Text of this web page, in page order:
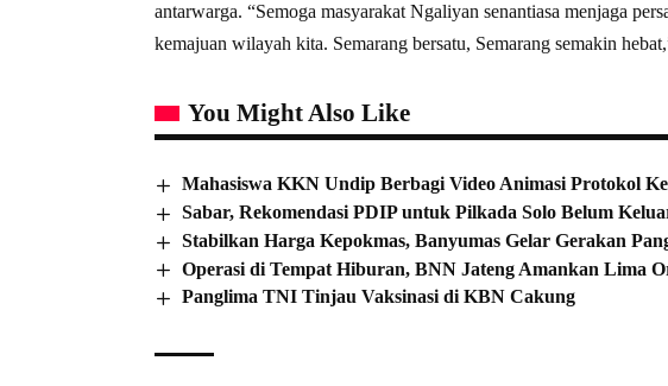
antarwarga. “Semoga masyarakat Ngaliyan senantiasa menjaga
kemajuan wilayah kita. Semarang bersatu, Semarang semakin
You Might Also Like
Mahasiswa KKN Undip Berbagi Video Animasi Protokol
Sabar, Rekomendasi PDIP untuk Pilkada Solo Belum
Stabilkan Harga Kepokmas, Banyumas Gelar Gerakan
Operasi di Tempat Hiburan, BNN Jateng Amankan Lima
Panglima TNI Tinjau Vaksinasi di KBN Cakung